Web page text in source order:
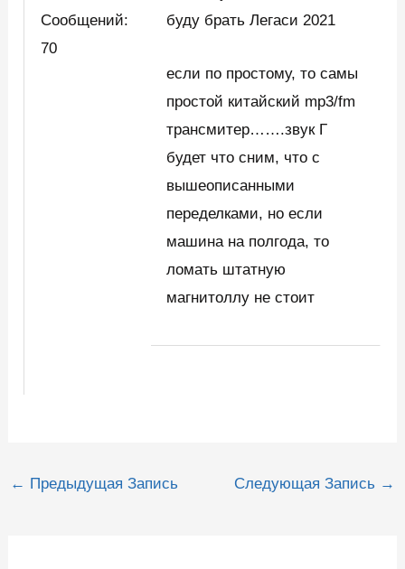
Сообщений:
70
буду брать Легаси 2021
если по простому, то самы
простой китайский mp3/fm
трансмитер…….звук Г
будет что сним, что с
вышеописанными
переделками, но если
машина на полгода, то
ломать штатную
магнитоллу не стоит
Навигация
← Предыдущая Запись Следующая Запись →